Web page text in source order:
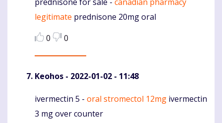
Komentaras
legitimate prednisone 20mg oral
0
0
Keohos - 2022-01-02 - 11:48
Komentaras
ivermectin 5 - oral stromectol 12mg ivermectin
3 mg over counter